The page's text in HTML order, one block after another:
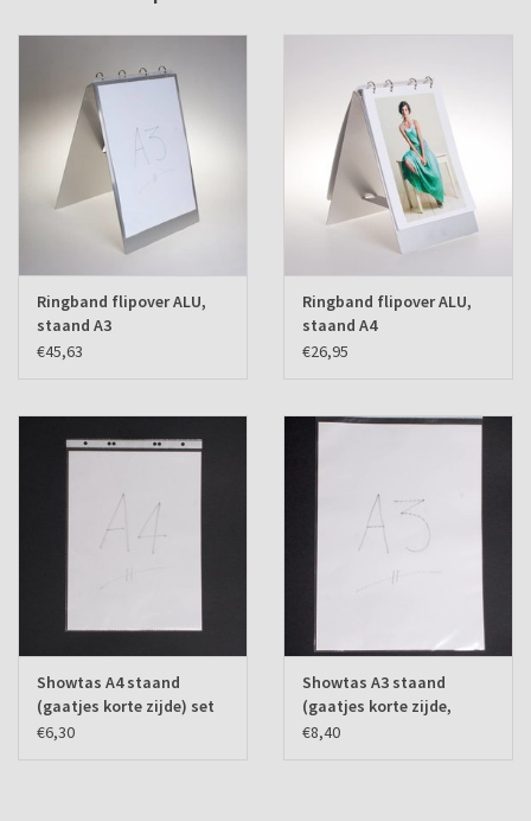
Ringband flipover ALU,
staand A3
€45,63
Ringband flipover ALU,
staand A4
€26,95
Showtas A4 staand
(gaatjes korte zijde) set
van 10 ex.
€6,30
Showtas A3 staand
(gaatjes korte zijde,
opening lange zijde) set
€8,40